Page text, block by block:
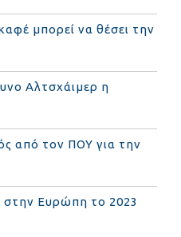
μπορεί να θέσει την
Αλτσχάιμερ η
από τον ΠΟΥ για την
στην Ευρώπη το 2023